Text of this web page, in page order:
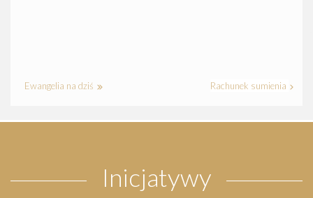
Ewangelia na dziś Rachunek sumienia
Inicjatywy